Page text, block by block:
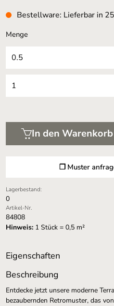
Bestellware: Lieferbar in
❐ Muster
Menge
In den Warenkorb
Lagerbestand:
0
Artikel-Nr.
84808
Hinweis:1 Stück = 0,5 m²
Eigenschaften
Beschreibung
Entdecke jetzt unsere moderne
bezaubernden Retromuster, das